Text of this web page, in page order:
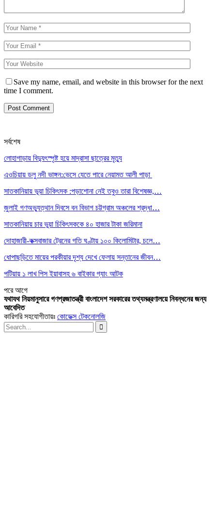
Save my name, email, and website in this browser for the next
time I comment.
সর্বশেষ
লোহাগাড়ায় বিদ্যুৎস্পৃষ্ট হয়ে মাদ্রাসা ছাত্রের মৃত্যু
এওচিয়ায় ডলু নদী ভাঙ্গন:ভেসে যেতে পারে নেয়ামত আলী পাড়া
সাতকানিয়ায় ভূয়া চিকিৎসক :পড়াশোনা নেই তবুও তারা বিশেষজ্ঞ,…
জুলাই গণঅভ্যুত্থান দিবসে বন বিভাগ চট্টগ্রাম অঞ্চলের শ্রদ্ধা…
সাতকানিয়ায় চার ভুয়া চিকিৎসককে ৪০ হাজার টাকা জরিমানা
দোহাজারী-কক্সবাজার ট্রেনের গতি ঘণ্টায় ১০০ কিলোমিটার, চলে…
ধোপাছড়িতে মায়ের পরকীয়ার দৃশ্য দেখে ফেলায় সন্তানের জীবন…
পটিয়ায় ১ লাখ পিস ইয়াবাসহ ৬ বাইকার গ্যাং আটক
পরেআগে
যথাযথ নিয়মানুসারে গণপ্রজাতন্ত্রী বাংলাদেশ সরকারের তথ্যমন্ত্রণালয়ে নিবন্ধনের জন্য
আবেদিত
কারিগরি সহযোগীতায়ঃ কোডেক্স টেকনোলজি